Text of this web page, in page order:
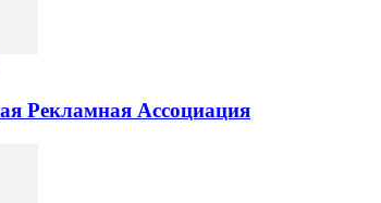
Рекламная Ассоциация